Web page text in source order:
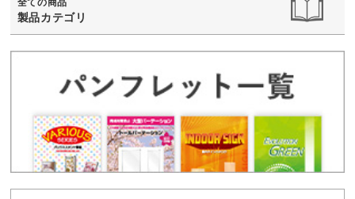
製品カテゴリ